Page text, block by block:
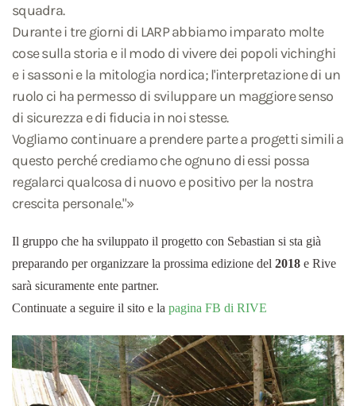
squadra.
Durante i tre giorni di LARP abbiamo imparato molte
cose sulla storia e il modo di vivere dei popoli vichinghi
e i sassoni e la mitologia nordica; l'interpretazione di un
ruolo ci ha permesso di sviluppare un maggiore senso
di sicurezza e di fiducia in noi stesse.
Vogliamo continuare a prendere parte a progetti simili a
questo perché crediamo che ognuno di essi possa
regalarci qualcosa di nuovo e positivo per la nostra
crescita personale."»
Il gruppo che ha sviluppato il progetto con Sebastian si sta già
preparando per organizzare la prossima edizione del 2018 e Rive
sarà sicuramente ente partner.
Continuate a seguire il sito e la pagina FB di RIVE